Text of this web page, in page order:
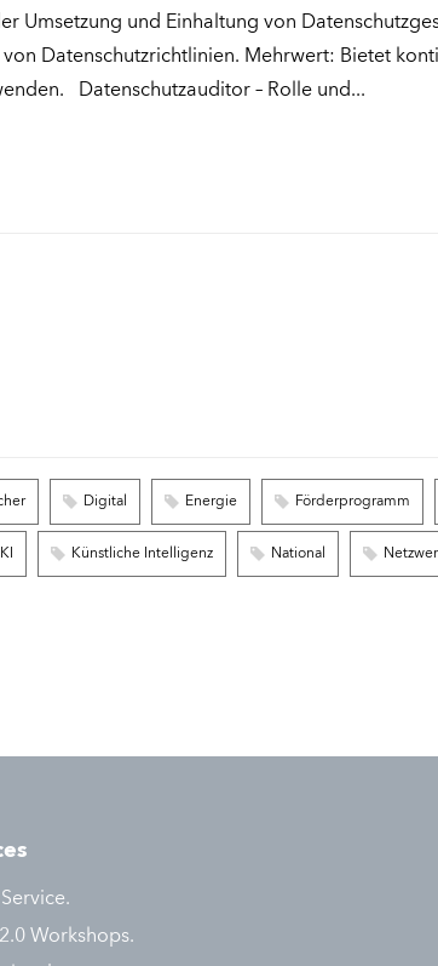
Umsetzung und Einhaltung von
Datenschutzrichtlinien. Mehrwert: Bietet
Datenschutzauditor – Rolle und
Digital Energie Förderprogramm
KI Künstliche Intelligenz National
Workshops.